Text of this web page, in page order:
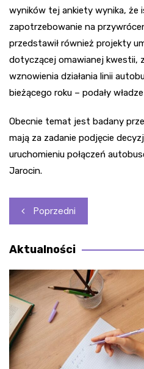
wyników tej ankiety wynika, że
zapotrzebowanie na
przedstawił również projekty
dotyczącej omawianej kwestii,
wznowienia działania linii
bieżącego roku – podały
Obecnie temat jest badany
mają za zadanie podjęcie
uruchomieniu połączeń
Jarocin.
Nawigacja
wpisu
Poprzedni
Aktualności